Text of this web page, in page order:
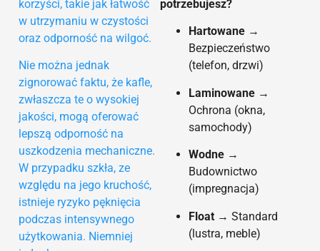
korzyści, takie jak łatwość
w utrzymaniu w czystości
oraz odporność na wilgoć.
Nie można jednak
zignorować faktu, że kafle,
zwłaszcza te o wysokiej
jakości, mogą oferować
lepszą odporność na
uszkodzenia mechaniczne.
W przypadku szkła, ze
względu na jego kruchość,
istnieje ryzyko pęknięcia
podczas intensywnego
użytkowania. Niemniej
potrzebujesz?
Hartowane →
Bezpieczeństwo
(telefon, drzwi)
Laminowane →
Ochrona (okna,
samochody)
Wodne →
Budownictwo
(impregnacja)
Float → Standard
(lustra, meble)